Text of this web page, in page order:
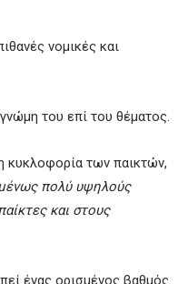
νομικές και
του επί του θέματος.
κυκλοφορία των παικτών,
πολύ υψηλούς
και στους
ένας ορισμένος βαθμός